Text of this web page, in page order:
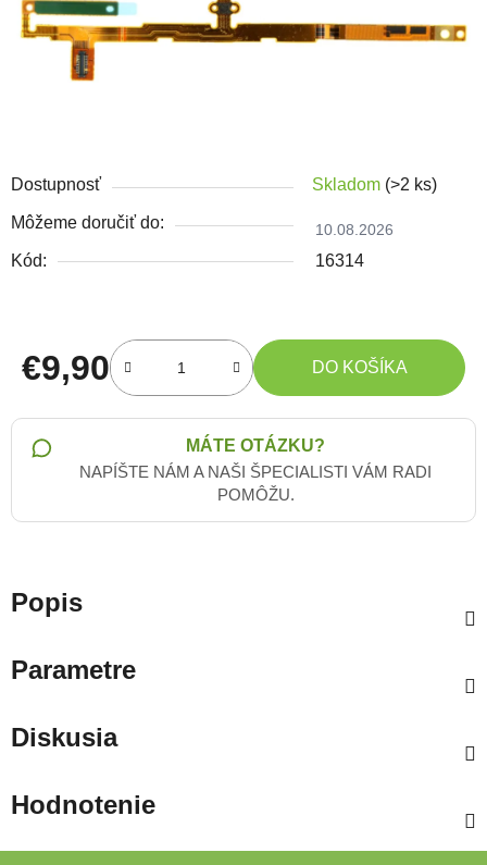
Dostupnosť Skladom (>2 ks)
Môžeme doručiť do: 10.08.2026
Kód: 16314
€9,90
Jednotková cena:
DO KOŠÍKA
MÁTE OTÁZKU?
NAPÍŠTE NÁM A NAŠI ŠPECIALISTI VÁM RADI
POMÔŽU.
Popis
Parametre
Diskusia
Hodnotenie